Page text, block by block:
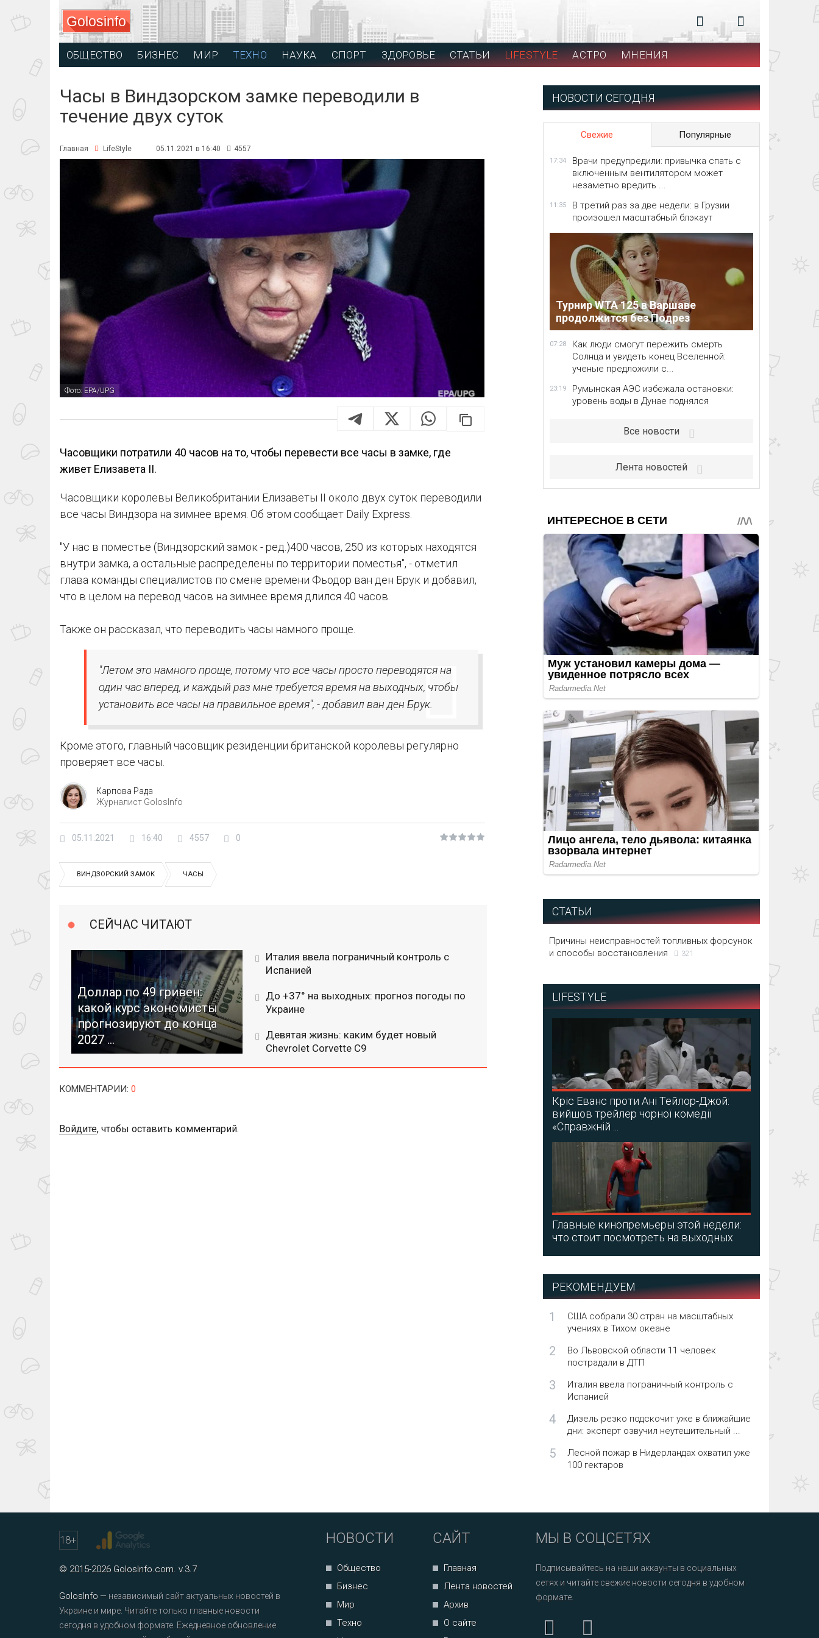
Golosinfo
ОБЩЕСТВО БИЗНЕС МИР ТЕХНО НАУКА СПОРТ ЗДОРОВЬЕ СТАТЬИ LIFESTYLE АСТРО МНЕНИЯ
Часы в Виндзорском замке переводили в
течение двух суток
Главная LifeStyle 05.11.2021 в 16:40 4557
Фото: EPA/UPG
Часовщики потратили 40 часов на то, чтобы перевести все часы в замке, где
живет Елизавета II.
Часовщики королевы Великобритании Елизаветы II около двух суток переводили
все часы Виндзора на зимнее время. Об этом сообщает Daily Express.
"У нас в поместье (Виндзорский замок - ред.)400 часов, 250 из которых находятся
внутри замка, а остальные распределены по территории поместья", - отметил
глава команды специалистов по смене времени Фьодор ван ден Брук и добавил,
что в целом на перевод часов на зимнее время длился 40 часов.
Также он рассказал, что переводить часы намного проще.
"Летом это намного проще, потому что все часы просто переводятся на
один час вперед, и каждый раз мне требуется время на выходных, чтобы
установить все часы на правильное время", - добавил ван ден Брук.
Кроме этого, главный часовщик резиденции британской королевы регулярно
проверяет все часы.
Карпова Рада
Журналист GolosInfo
05.11.2021 16:40 4557 0
ВИНДЗОРСКИЙ ЗАМОК ЧАСЫ
СЕЙЧАС ЧИТАЮТ
Доллар по 49 гривен:
какой курс экономисты
прогнозируют до конца
2027 ...
Италия ввела пограничный контроль с
Испанией
До +37° на выходных: прогноз погоды по
Украине
Девятая жизнь: каким будет новый
Chevrolet Corvette C9
КОММЕНТАРИИ: 0
Войдите, чтобы оставить комментарий.
НОВОСТИ СЕГОДНЯ
Свежие Популярные
17:34
Врачи предупредили: привычка спать с
включенным вентилятором может
незаметно вредить ...
11:35
В третий раз за две недели: в Грузии
произошел масштабный блэкаут
Турнир WTA 125 в Варшаве
продолжится без Подрез
07:28
Как люди смогут пережить смерть
Солнца и увидеть конец Вселенной:
ученые предложили с...
23:19
Румынская АЭС избежала остановки:
уровень воды в Дунае поднялся
Все новости
Лента новостей
СТАТЬИ
Причины неисправностей топливных форсунок
и способы восстановления
321
LIFESTYLE
Кріс Еванс проти Ані Тейлор-Джой:
вийшов трейлер чорної комедії
«Справжній ...
Главные кинопремьеры этой недели:
что стоит посмотреть на выходных
РЕКОМЕНДУЕМ
1
США собрали 30 стран на масштабных
учениях в Тихом океане
2
Во Львовской области 11 человек
пострадали в ДТП
3
Италия ввела пограничный контроль с
Испанией
4
Дизель резко подскочит уже в ближайшие
дни: эксперт озвучил неутешительный ...
5
Лесной пожар в Нидерландах охватил уже
100 гектаров
18+
© 2015-2026 GolosInfo.com. v.3.7
GolosInfo — независимый сайт актуальных новостей в
Украине и мире. Читайте только главные новости
сегодня в удобном формате. Ежедневное обновление
НОВОСТИ
Общество
Бизнес
Мир
Техно
САЙТ
Главная
Лента новостей
Архив
О сайте
МЫ В СОЦСЕТЯХ
Подписывайтесь на наши аккаунты в социальных
сетях и читайте свежие новости сегодня в удобном
формате.